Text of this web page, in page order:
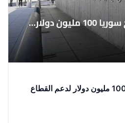
البنك الدولي يمنح سوريا 100 مليون دولار لدعم القطاع